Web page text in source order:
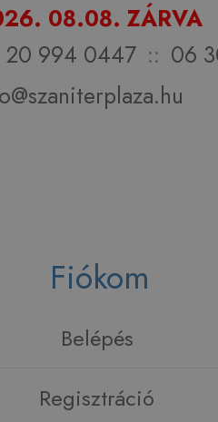
08.08. ZÁRVA
20 994 0447 :: 06
Fiókom
Belépés
Regisztráció